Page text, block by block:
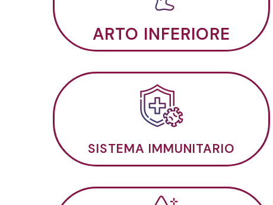
ARTO INFERIORE
SISTEMA IMMUNITARIO